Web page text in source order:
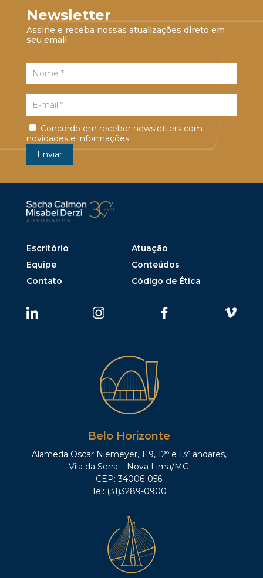
Newsletter
Assine e receba nossas atualizações direto em
seu email.
Concordo em receber newsletters com
novidades e informações.
Escritório
Atuação
Equipe
Conteúdos
Contato
Código de Ética
Belo Horizonte
Alameda Oscar Niemeyer, 119, 12º e 13º andares,
Vila da Serra – Nova Lima/MG
CEP: 34006-056
Tel: (31)3289-0900